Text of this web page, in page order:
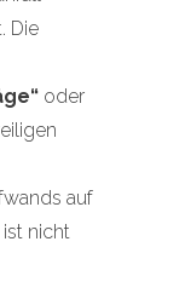
Die
oder
auf
nicht